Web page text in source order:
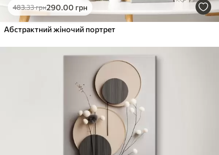
483.33грн290.00 грн
Абстрактний жіночий портрет